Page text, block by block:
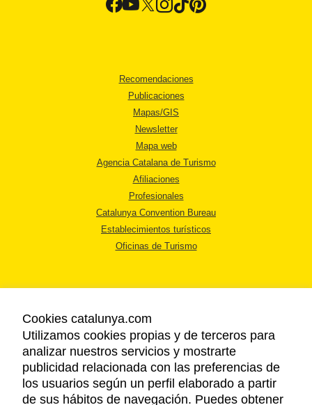
Recomendaciones
Publicaciones
Mapas/GIS
Newsletter
Mapa web
Agencia Catalana de Turismo
Afiliaciones
Profesionales
Catalunya Convention Bureau
Establecimientos turísticos
Oficinas de Turismo
AVISO LEGAL
POLÍTICA DE PRIVACIDAD
COOKIES
ACCESSIBILIDAD
Cookies catalunya.com
Utilizamos cookies propias y de terceros para
analizar nuestros servicios y mostrarte
publicidad relacionada con las preferencias de
los usuarios según un perfil elaborado a partir
de sus hábitos de navegación. Puedes obtener